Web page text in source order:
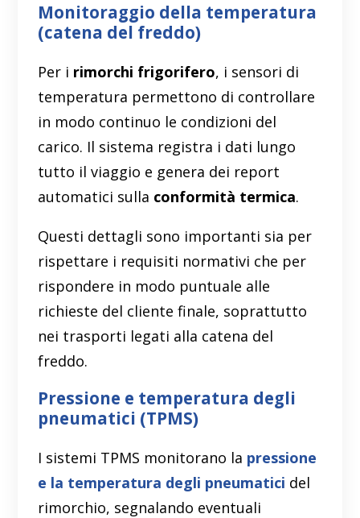
Monitoraggio della temperatura
(catena del freddo)
Per i rimorchi frigorifero, i sensori di
temperatura permettono di controllare
in modo continuo le condizioni del
carico. Il sistema registra i dati lungo
tutto il viaggio e genera dei report
automatici sulla conformità termica.
Questi dettagli sono importanti sia per
rispettare i requisiti normativi che per
rispondere in modo puntuale alle
richieste del cliente finale, soprattutto
nei trasporti legati alla catena del
freddo.
Pressione e temperatura degli
pneumatici (TPMS)
I sistemi TPMS monitorano la pressione
e la temperatura degli pneumatici del
rimorchio, segnalando eventuali